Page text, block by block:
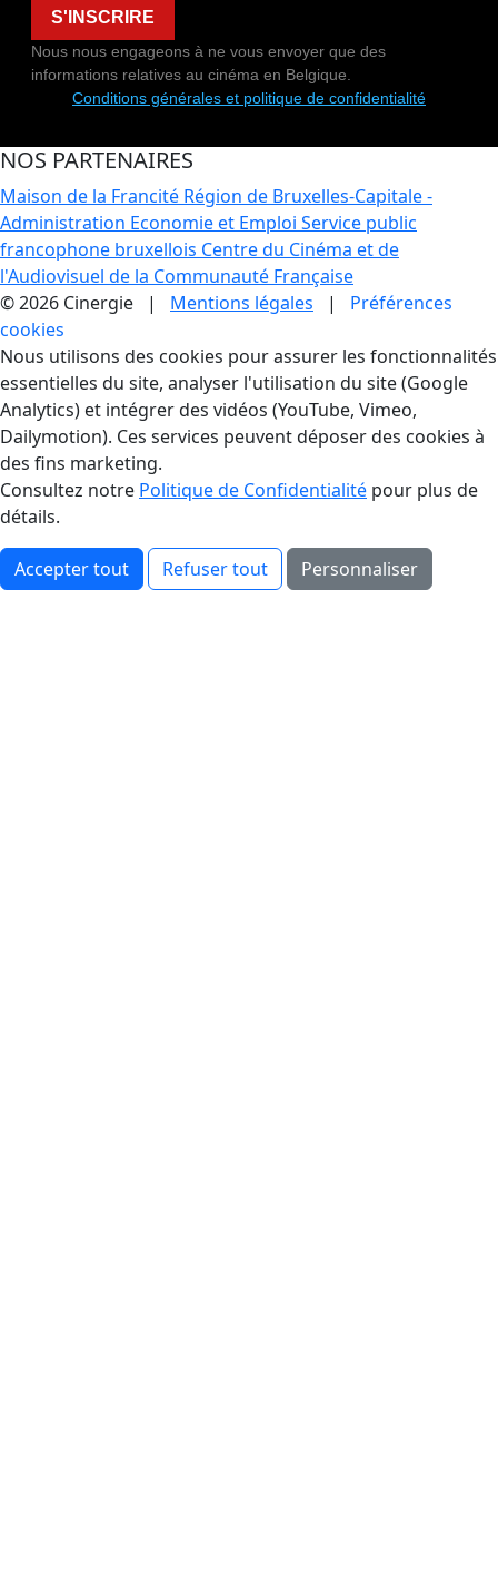
S'INSCRIRE
Nous nous engageons à ne vous envoyer que des
informations relatives au cinéma en Belgique.
Conditions générales et politique de confidentialité
NOS PARTENAIRES
Maison de la Francité Région de Bruxelles-Capitale -
Administration Economie et Emploi Service public
francophone bruxellois Centre du Cinéma et de
l'Audiovisuel de la Communauté Française
© 2026 Cinergie | Mentions légales | Préférences
cookies
Gestion des Cookies
Nous utilisons des cookies pour assurer les fonctionnalités
essentielles du site, analyser l'utilisation du site (Google
Analytics) et intégrer des vidéos (YouTube, Vimeo,
Dailymotion). Ces services peuvent déposer des cookies à
des fins marketing.
Consultez notre Politique de Confidentialité pour plus de
détails.
Accepter tout Refuser tout Personnaliser